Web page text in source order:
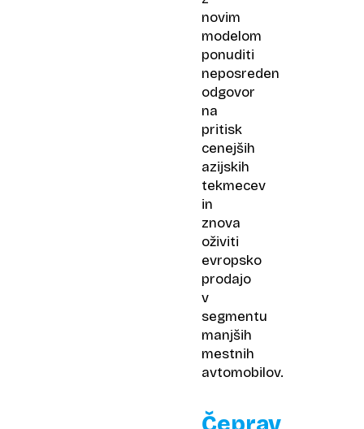
novim
modelom
ponuditi
neposreden
odgovor
na
pritisk
cenejših
azijskih
tekmecev
in
znova
oživiti
evropsko
prodajo
v
segmentu
manjših
mestnih
avtomobilov.